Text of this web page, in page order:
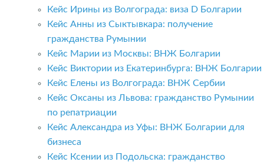
Кейс Ирины из Волгограда: виза D Болгарии
Кейс Анны из Сыктывкара: получение
гражданства Румынии
Кейс Марии из Москвы: ВНЖ Болгарии
Кейс Виктории из Екатеринбурга: ВНЖ Болгарии
Кейс Елены из Волгограда: ВНЖ Сербии
Кейс Оксаны из Львова: гражданство Румынии
по репатриации
Кейс Александра из Уфы: ВНЖ Болгарии для
бизнеса
Кейс Ксении из Подольска: гражданство